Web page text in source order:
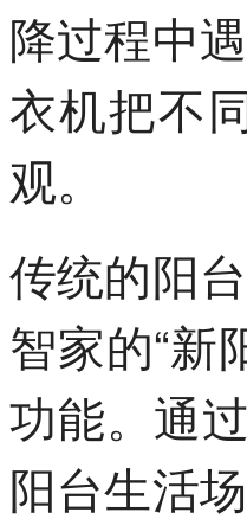
降过程中
衣机把不
观。
传统的阳
智家的“新
功能。通
阳台生活